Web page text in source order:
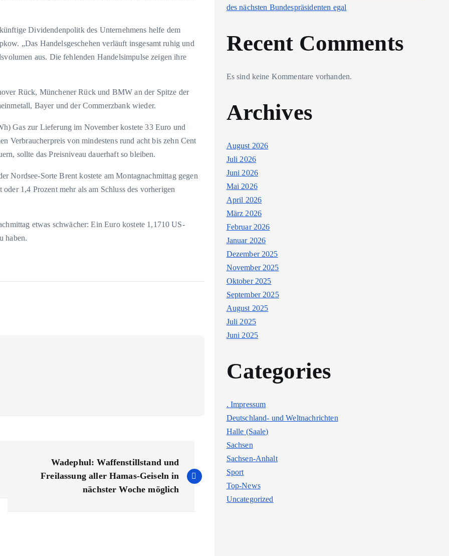
Dividendenpolitk des Unternehmens helfe dem
„Das Handelsgeschehen verläuft insgesamt ruhig und
aus. Die fehlenden Handelsimpulse zeigen ihre
Rück, Münchener Rück und BMW an der Spitze der
Bayer und der Commerzbank wieder.
Gas zur Lieferung im November kostete 33 Euro und
Verbraucherpreis von mindestens rund acht bis zehn Cent
sollte das Preisniveau dauerhaft so bleiben.
Nordsee-Sorte Brent kostete am Montagnachmittag gegen
1,4 Prozent mehr als am Schluss des vorherigen
etwas schwächer: Ein Euro kostete 1,1710 US-
haben.
Wadephul: Waffenstillstand und
Freilassung aller Hamas-Geiseln in
nächster Woche möglich
des nächsten Bundespräsidenten egal
Recent Comments
Es sind keine Kommentare vorhanden.
Archives
August 2026
Juli 2026
Juni 2026
Mai 2026
April 2026
März 2026
Februar 2026
Januar 2026
Dezember 2025
November 2025
Oktober 2025
September 2025
August 2025
Juli 2025
Juni 2025
Categories
. Impressum
Deutschland- und Weltnachrichten
Halle (Saale)
Sachsen
Sachsen-Anhalt
Sport
Top-News
Uncategorized